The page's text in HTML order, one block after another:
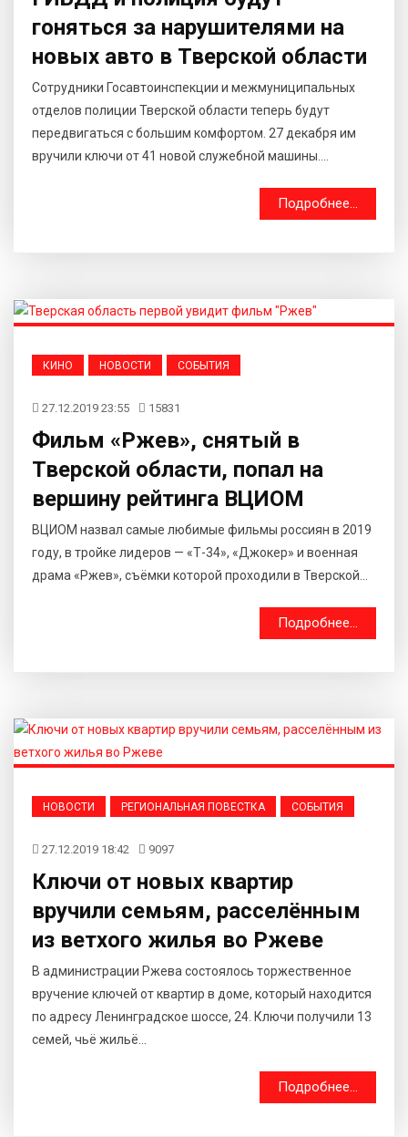
гоняться за нарушителями на
новых авто в Тверской области
Сотрудники Госавтоинспекции и межмуниципальных
отделов полиции Тверской области теперь будут
передвигаться с большим комфортом. 27 декабря им
вручили ключи от 41 новой служебной машины....
Подробнее...
КИНО НОВОСТИ СОБЫТИЯ
27.12.2019 23:55 15831
Фильм «Ржев», снятый в
Тверской области, попал на
вершину рейтинга ВЦИОМ
ВЦИОМ назвал самые любимые фильмы россиян в 2019
году, в тройке лидеров — «Т-34», «Джокер» и военная
драма «Ржев», съёмки которой проходили в Тверской...
Подробнее...
НОВОСТИ РЕГИОНАЛЬНАЯ ПОВЕСТКА СОБЫТИЯ
27.12.2019 18:42 9097
Ключи от новых квартир
вручили семьям, расселённым
из ветхого жилья во Ржеве
В администрации Ржева состоялось торжественное
вручение ключей от квартир в доме, который находится
по адресу Ленинградское шоссе, 24. Ключи получили 13
семей, чьё жильё...
Подробнее...